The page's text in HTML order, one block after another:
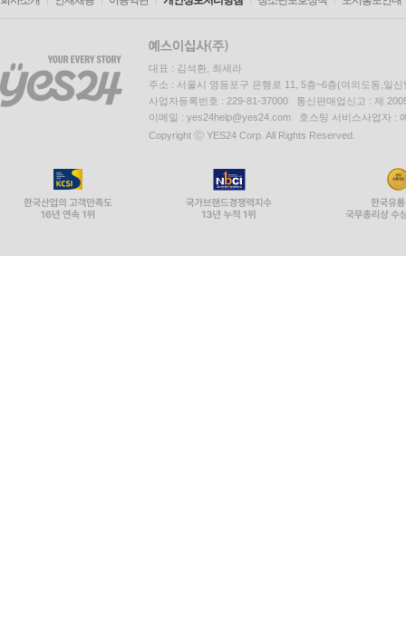
대표 : 김석환, 최세라
주소 : 서울시 영등포구 은행로 11, 5층~6층(여의도동,일신
사업자등록번호 : 229-81-37000 통신판매업신고 : 제
이메일 : yes24help@yes24.com 호스팅 서비스사업자 :
Copyright ⓒ YES24 Corp. All Rights Reserved.